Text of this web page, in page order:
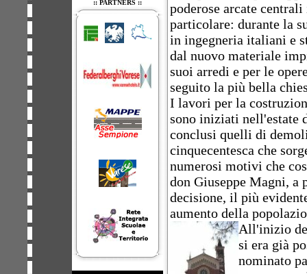
:: PARTNERS ::
poderose arcate
particolare: durante la
in ingegneria italiani e
dal nuovo materiale
suoi arredi e per le
seguito la più bella
I lavori per la
sono iniziati nell'estate
conclusi quelli di
cinquecentesca che
numerosi motivi che
don Giuseppe Magni, a
decisione, il più
aumento della
All'inizio
si era già
nominato